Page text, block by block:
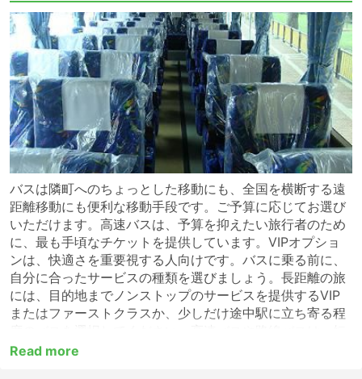
バスは隣町へのちょっとした移動にも、全国を横断する遠
距離移動にも便利な移動手段です。ご予算に応じてお選び
いただけます。高速バスは、予算を抑えたい旅行者のため
に、最も手頃なチケットを提供しています。VIPオプショ
ンは、快適さを重要視する人向けです。バスに乗る前に、
自分に合ったサービスの種類を選びましょう。長距離の旅
には、目的地までノンストップのサービスを提供するVIP
またはファーストクラスか、少しだけ途中駅に立ち寄る程
距離の移動には適していますが、長距離の移動には適さな
Read more